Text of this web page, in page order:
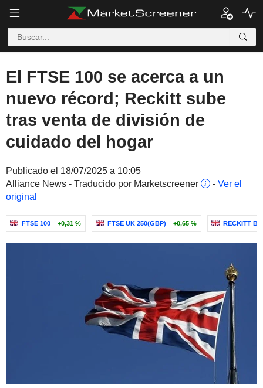
El FTSE 100 se acerca a un
nuevo récord; Reckitt sube
tras venta de división de
cuidado del hogar
Publicado el 18/07/2025 a 10:05
Alliance News - Traducido por Marketscreener
- Ver el
original
FTSE 100 +0,31 % FTSE UK 250(GBP) +0,65 % RECKITT